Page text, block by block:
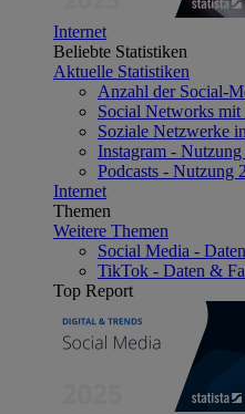
Internet
Beliebte Statistiken
Aktuelle Statistiken
Anzahl der Social-
Social Networks mit
Soziale Netzwerke
Instagram -
Podcasts - Nutzung
Internet
Themen
Weitere Themen
Social Media -
TikTok - Daten &
Top Report